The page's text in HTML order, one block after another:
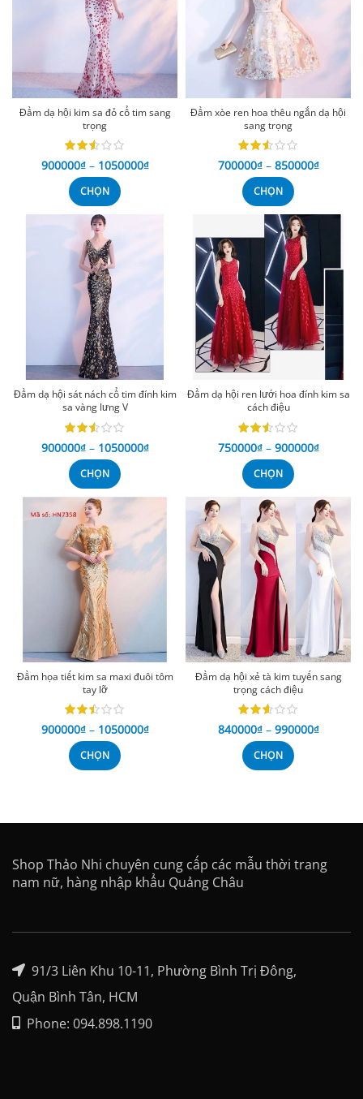
Đầm dạ hội kim sa đỏ cổ tim sang
trọng
900000₫ – 1050000₫
CHỌN
Đầm xòe ren hoa thêu ngắn dạ hội
sang trọng
700000₫ – 850000₫
CHỌN
Đầm dạ hội sát nách cổ tim đính kim
sa vàng lưng V
900000₫ – 1050000₫
CHỌN
Đầm dạ hội ren lưới hoa đính kim sa
cách điệu
750000₫ – 900000₫
CHỌN
Đầm họa tiết kim sa maxi đuôi tôm
tay lỡ
900000₫ – 1050000₫
CHỌN
Đầm dạ hội xẻ tà kim tuyến sang
trọng cách điệu
840000₫ – 990000₫
CHỌN
Shop Thảo Nhi chuyên cung cấp các mẫu thời trang
nam nữ, hàng nhập khẩu Quảng Châu
91/3 Liên Khu 10-11, Phường Bình Trị Đông,
Quận Bình Tân, HCM
Phone: 094.898.1190